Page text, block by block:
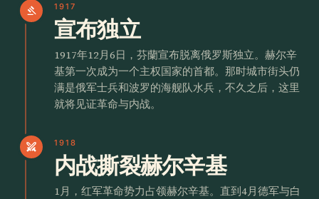
gavel 1917
宣布独立
1917年12月6日，芬蘭宣布脱离俄罗斯独立。赫尔辛
基第一次成为一个主权国家的首都。那时城市街头仍
满是俄军士兵和波罗的海舰队水兵，不久之后，这里
就将见证革命与内战。
swords 1918
内战撕裂赫尔辛基
1月，红军革命势力占领赫尔辛基。直到4月德军与白